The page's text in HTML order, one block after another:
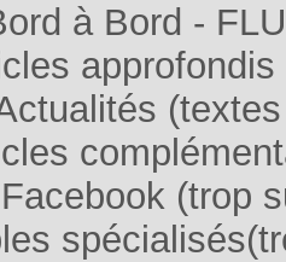
à Bord -
(trop